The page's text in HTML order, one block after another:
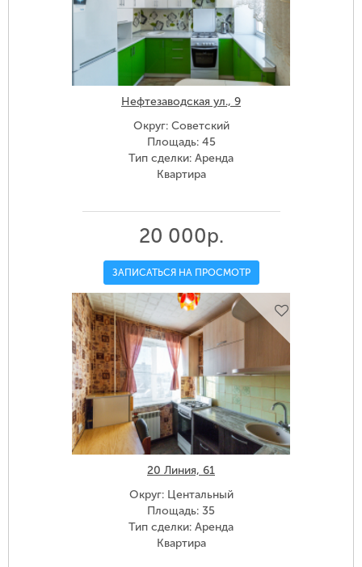
Нефтезаводская ул., 9
Округ: Советский
Площадь: 45
Тип сделки: Аренда
Квартира
20 000р.
ЗАПИСАТЬСЯ НА ПРОСМОТР
20 Линия, 61
Округ: Центальный
Площадь: 35
Тип сделки: Аренда
Квартира